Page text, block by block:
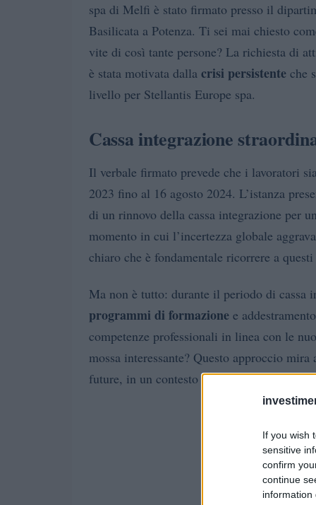
If you wish
sensitive
confirm
continue
information
spa di Melfi è stato firmato presso il
Basilicata a Potenza. Ti sei mai chiesto
vite di così tante persone? La richiesta di
è stata motivata dalla crisi persistente che
livello per Stellantis Europe spa.
Cassa integrazione
Il verbale firmato prevede che i lavoratori
2023 fino al 16 agosto 2024. L’istanza
di un rinnovo della cassa integrazione per
momento in cui l’incertezza globale
chiaro che è fondamentale ricorrere a
Ma non è tutto: durante il periodo di cassa
programmi di formazione e
competenze professionali in linea con le
mossa interessante? Questo approccio
future, in un contesto di trasformazione